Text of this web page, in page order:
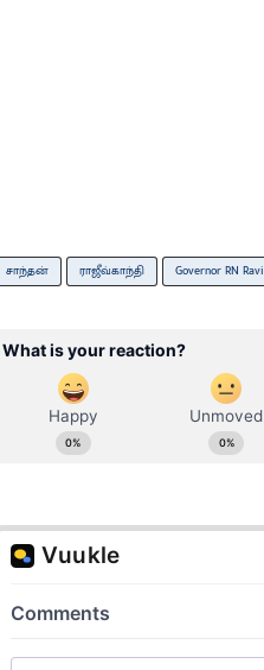
சாந்தன் ராஜீவ்காந்தி Governor RN Ravi